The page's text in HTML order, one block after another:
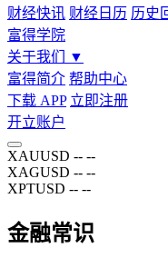
财经快讯 财经日历 历史
富得学院
关于我们
▼
富得简介 帮助中心
下载 APP 立即注册
开立账户
XAUUSD -- --
XAGUSD -- --
XPTUSD -- --
金融常识